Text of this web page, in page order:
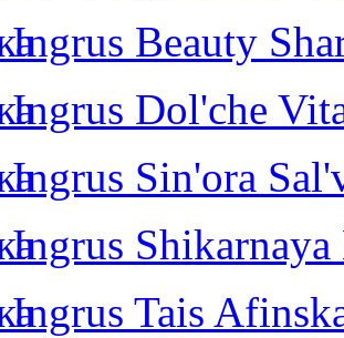
Ingrus Beauty
Ingrus Dol'che
Ingrus Sin'ora
Ingrus Shikarnaya
Ingrus Tais